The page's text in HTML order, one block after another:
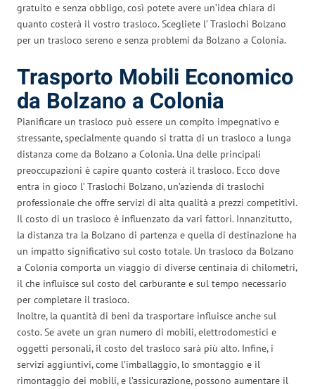
gratuito e senza obbligo, così potete avere un’idea chiara di
quanto costerà il vostro trasloco. Scegliete l’ Traslochi Bolzano
per un trasloco sereno e senza problemi da Bolzano a Colonia.
Trasporto Mobili Economico
da Bolzano a Colonia
Pianificare un trasloco può essere un compito impegnativo e
stressante, specialmente quando si tratta di un trasloco a lunga
distanza come da Bolzano a Colonia. Una delle principali
preoccupazioni è capire quanto costerà il trasloco. Ecco dove
entra in gioco l’ Traslochi Bolzano, un’azienda di traslochi
professionale che offre servizi di alta qualità a prezzi competitivi.
Il costo di un trasloco è influenzato da vari fattori. Innanzitutto,
la distanza tra la Bolzano di partenza e quella di destinazione ha
un impatto significativo sul costo totale. Un trasloco da Bolzano
a Colonia comporta un viaggio di diverse centinaia di chilometri,
il che influisce sul costo del carburante e sul tempo necessario
per completare il trasloco.
Inoltre, la quantità di beni da trasportare influisce anche sul
costo. Se avete un gran numero di mobili, elettrodomestici e
oggetti personali, il costo del trasloco sarà più alto. Infine, i
servizi aggiuntivi, come l’imballaggio, lo smontaggio e il
rimontaggio dei mobili, e l’assicurazione, possono aumentare il